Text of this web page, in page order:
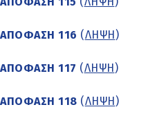
ΑΠΟΦΑΣΗ 116 (ΛΗΨΗ )
ΑΠΟΦΑΣΗ 117 (ΛΗΨΗ )
ΑΠΟΦΑΣΗ 118 (ΛΗΨΗ )